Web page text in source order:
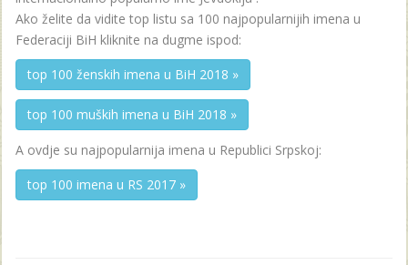
Ako želite da vidite top listu sa 100 najpopularnijih imena u
Federaciji BiH kliknite na dugme ispod:
top 100 ženskih imena u BiH 2018 »
top 100 muških imena u BiH 2018 »
A ovdje su najpopularnija imena u Republici Srpskoj:
top 100 imena u RS 2017 »